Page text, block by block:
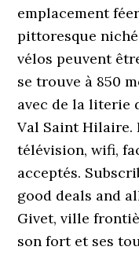
emplacement
pittoresque
vélos peuvent
se trouve à 850
avec de la literie
Val Saint Hilaire.
télévision, wifi,
acceptés.
good deals and
Givet, ville
son fort et ses